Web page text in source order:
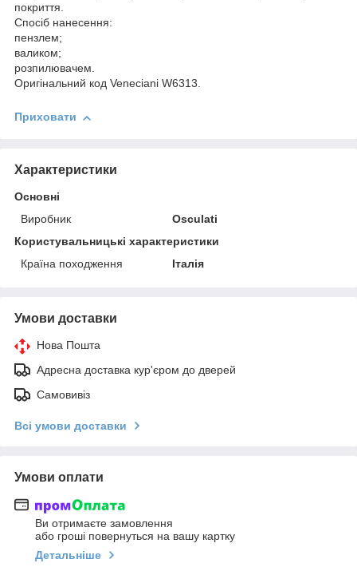
покриття.
Спосіб нанесення:
пензлем;
валиком;
розпилювачем.
Оригінальний код Veneciani W6313.
Приховати
Характеристики
Основні
Виробник
Osculati
Користувальницькі характеристики
Країна походження
Італія
Умови доставки
Нова Пошта
Адресна доставка кур'єром до дверей
Самовивіз
Всі умови доставки
Умови оплати
Ви отримаєте замовлення
або гроші повернуться на вашу картку
Детальніше